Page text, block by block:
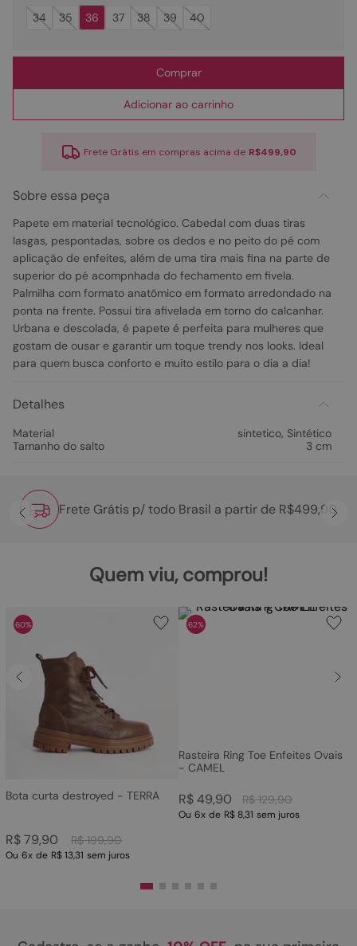
34
35 36 37 38 39 40
Comprar
Adicionar ao carrinho
Frete Grátis em compras acima de R$499,90
Sobre essa peça
Papete em material tecnológico. Cabedal com duas tiras
lasgas, pespontadas, sobre os dedos e no peito do pé com
aplicação de enfeites, além de uma tira mais fina na parte de
superior do pé acompnhada do fechamento em fivela.
Palmilha com formato anatômico em formato arredondado na
ponta na frente. Possui tira afivelada em torno do calcanhar.
Urbana e descolada, é papete é perfeita para mulheres que
gostam de ousar e garantir um toque trendy nos looks. Ideal
para quem busca conforto e muito estilo para o dia a dia!
Detalhes
Material sintetico, Sintético
Tamanho do salto
3 cm
Frete Grátis p/ todo Brasil a partir de R$499,90
Quem viu, comprou!
60%
Bota curta destroyed - TERRA
R$ 199,90
R$79,90
Ou 6x de R$ 13,31 sem juros
62%
Rasteira Ring Toe Enfeites Ovais
- CAMEL
R$ 129,90
R$49,90
Ou 6x de R$ 8,31 sem juros